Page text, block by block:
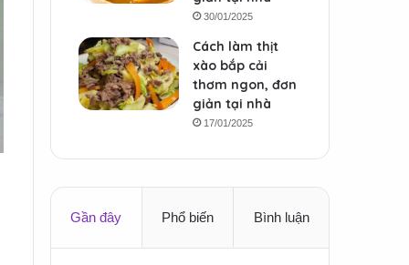
30/01/2025
Cách làm thịt
xào bắp cải
thơm ngon, đơn
giản tại nhà
17/01/2025
Gần đây Phổ biến Bình luận